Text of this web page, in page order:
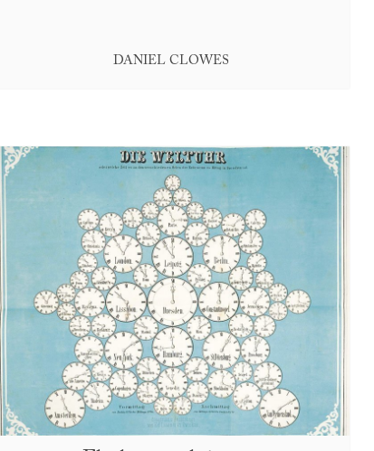
DANIEL CLOWES